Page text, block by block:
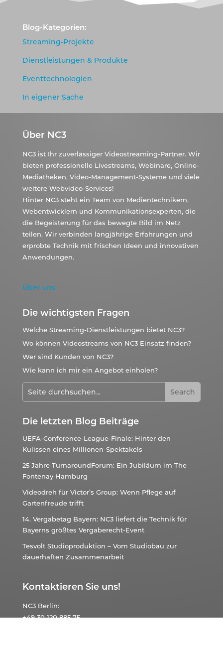
Blog-Kategorien:
Streaming-Projekte
Dienstleistungen & Produkte
Eventtechnologien
In eigener Sache
Über NC3
NC3 ist Ihr zuverlässiger Videostreaming-Partner. Wir
bieten professionelle Livestreams, Webinare, Online-
Mediatheken, Video-Management-Systeme und viele
weitere Webvideo-Services!
Hinter NC3 steht ein Team von Medientechnikern,
Webentwicklern und Kommunikationsexperten, die
die Begeisterung für das bewegte Bild im Netz
teilen. Wir verbinden langjährige Erfahrungen und
erprobte Technik mit frischen Ideen und innovativen
Anwendungen.
Über uns
Die wichtigsten Fragen
Welche Streaming-Dienstleistungen bietet NC3?
Wo können Videostreams von NC3 Einsatz finden?
Wer sind Kunden von NC3?
Wie kann ich mir ein Angebot einholen?
Die letzten Blog Beiträge
UEFA-Conference-League-Finale: Hinter den
Kulissen eines Millionen-Spektakels
25 Jahre TurnaroundForum: Ein Jubiläum im The
Fontenay Hamburg
Videodreh für Victor’s Group: Wenn Pflege auf
Gartenfreude trifft
14. Vergabetag Bayern: NC3 liefert die Technik für
Bayerns größtes Vergaberecht-Event
Tesvolt Studioproduktion – Vom Studiobau zur
dauerhaften Zusammenarbeit
Kontaktieren Sie uns!
NC3 Berlin:
+49 30 120 885 75